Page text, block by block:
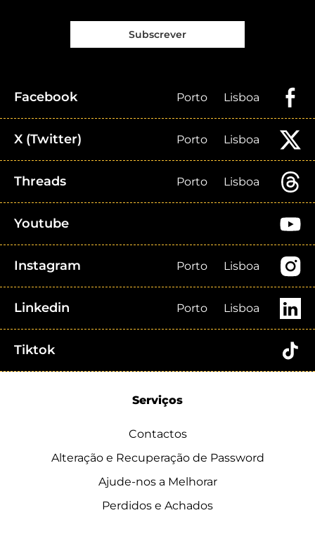
Subscrever
Facebook Porto Lisboa
X (Twitter) Porto Lisboa
Threads Porto Lisboa
Youtube
Instagram Porto Lisboa
Linkedin Porto Lisboa
Tiktok
Serviços
Contactos
Alteração e Recuperação de Password
Ajude-nos a Melhorar
Perdidos e Achados